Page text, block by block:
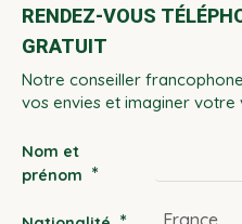
RENDEZ-VOUS
GRATUIT
Notre conseiller
vos envies et imaginer votre
Nom et
prénom *